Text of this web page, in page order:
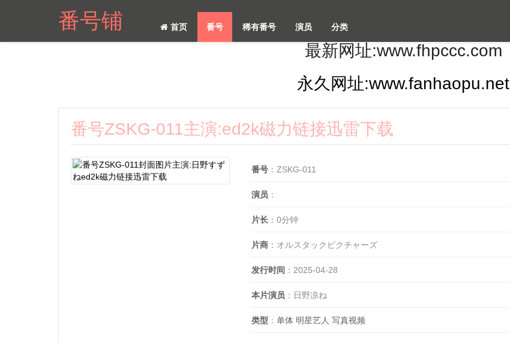
番号铺 首页 番号 稀有番号 演员 分类
最新网址:www.fhpccc.com
永久网址:www.fanhaopu.net
番号ZSKG-011主演:ed2k磁力链接迅雷下载
番号 ：ZSKG-011
演员 ：
片长 ：0分钟
片商 ：オルスタックピクチャーズ
发行时间 ：2025-04-28
本片演员 ：日野凉ね
类型 ： 单体 明星艺人 写真视频